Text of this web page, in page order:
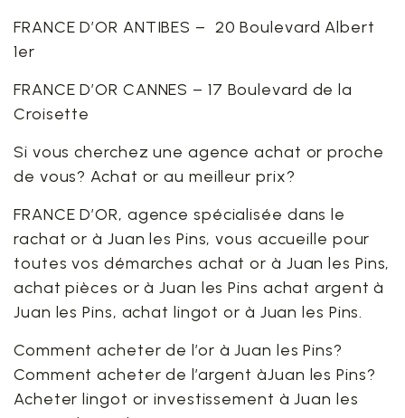
FRANCE D’OR ANTIBES – 20 Boulevard Albert
1er
FRANCE D’OR CANNES – 17 Boulevard de la
Croisette
Si vous cherchez une agence achat or proche
de vous? Achat or au meilleur prix?
FRANCE D’OR, agence spécialisée dans le
rachat or à Juan les Pins, vous accueille pour
toutes vos démarches achat or à Juan les Pins,
achat pièces or à Juan les Pins achat argent à
Juan les Pins, achat lingot or à Juan les Pins.
Comment acheter de l’or à Juan les Pins?
Comment acheter de l’argent àJuan les Pins?
Acheter lingot or investissement à Juan les